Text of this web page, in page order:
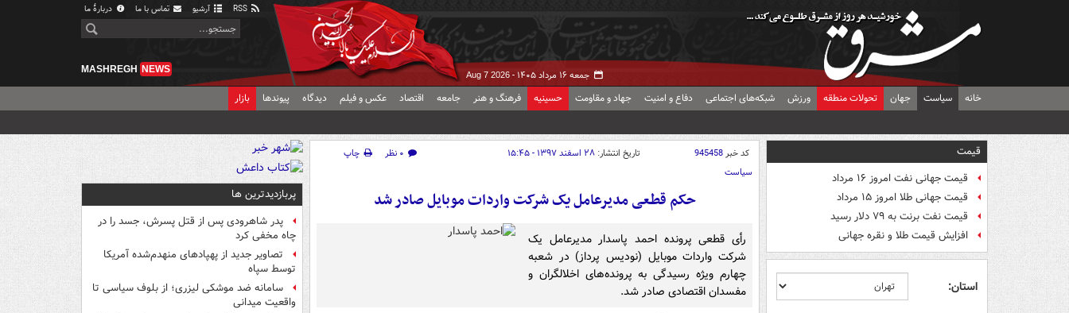
آرشیو تماس با ما دربارهٔ ما
جمعه ۱۶ مرداد ۱۴۰۵ - Aug 7 2026
MASHREGH NEWS
خانه سیاست جهان تحولات منطقه ورزش شبکه‌های اجتماعی دفاع و امنیت جهاد و مقاومت حسینیه فرهنگ و هنر جامعه اقتصاد عکس و فیلم دیدگاه پیوندها بازار
قیمت
قیمت جهانی نفت امروز ۱۶ مرداد
قیمت جهانی طلا امروز ۱۵ مرداد
قیمت نفت برنت به ۷۹ دلار رسید
افزایش قیمت طلا و نقره جهانی
استان:
کد خبر945458 تاریخ انتشار: ۲۸ اسفند ۱۳۹۷ - ۱۵:۴۵ ۰ نظر
چاپ
سیاست
حکم قطعی مدیرعامل یک شرکت واردات موبایل صادر شد
رأی قطعی پرونده احمد پاسدار مدیرعامل یک
شرکت واردات موبایل (نودیس پرداز) در شعبه
چهارم ویژه رسیدگی به پرونده‌های اخلالگران و
مفسدان اقتصادی صادر شد.
پربازدیدترین ها
پدر شاهرودی پس از قتل پسرش، جسد را در
چاه مخفی کرد
تصاویر جدید از پهپادهای منهدم‌شده آمریکا
توسط سپاه
سامانه ضد موشکی لیزری؛ از بلوف سیاسی تا
واقعیت میدانی